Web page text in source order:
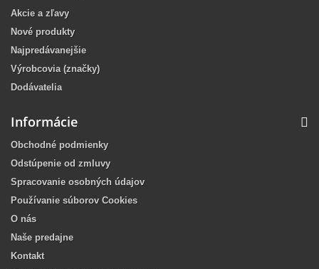
Akcie a zľavy
Nové produkty
Najpredávanejšie
Výrobcovia (značky)
Dodávatelia
Informácie
Obchodné podmienky
Odstúpenie od zmluvy
Spracovanie osobných údajov
Používanie súborov Cookies
O nás
Naše predajne
Kontakt